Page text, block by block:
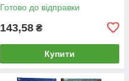
Готово до відправки
143,58 ₴
Купити